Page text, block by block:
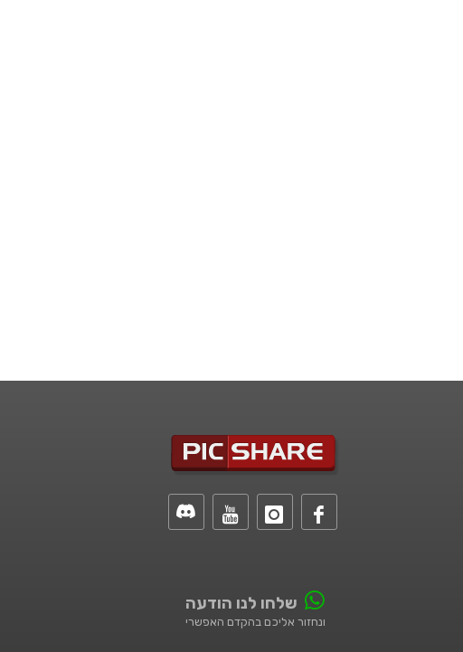
שלחו לנו הודעה
ונחזור אליכם בהקדם האפשרי